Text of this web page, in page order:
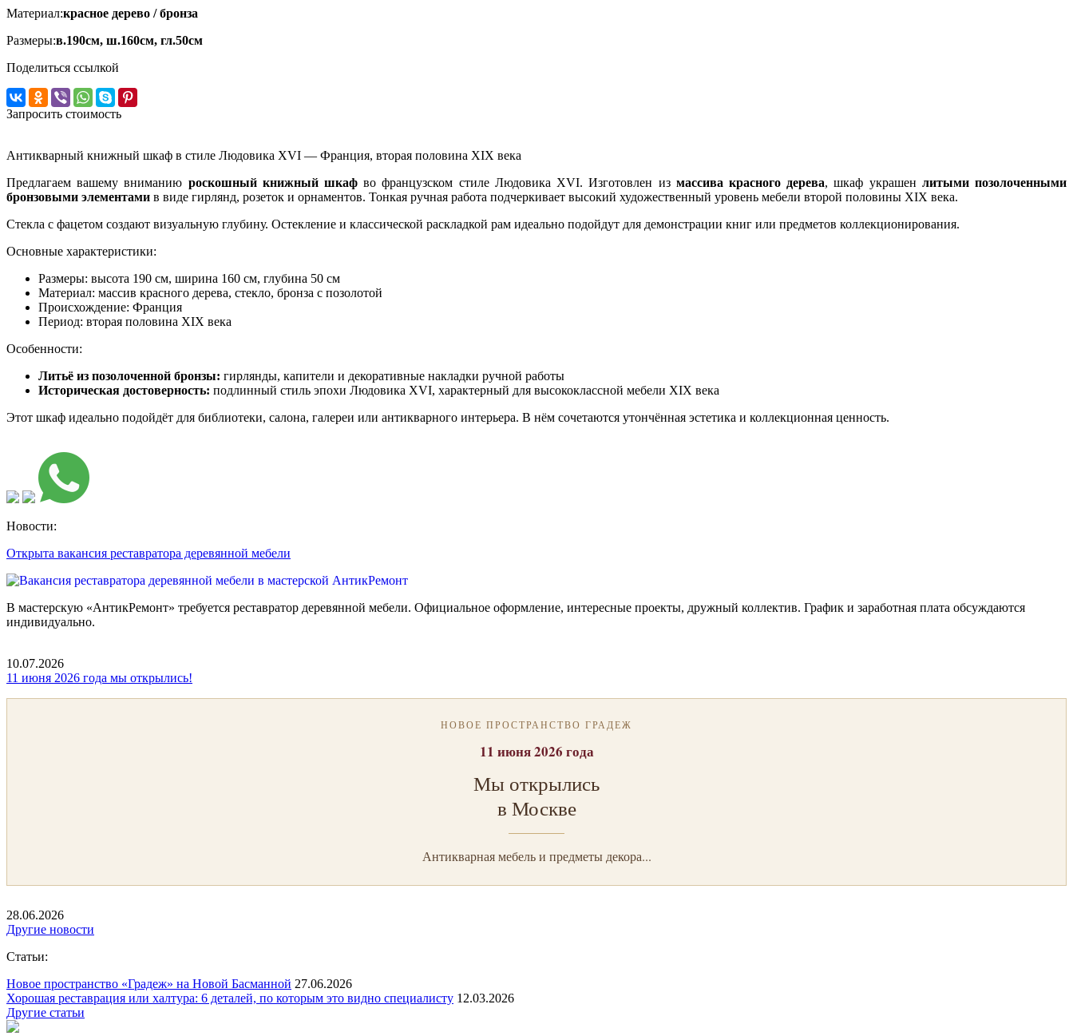
Материал:красное дерево / бронза
Размеры:в.190см, ш.160см, гл.50см
Поделиться ссылкой
Запросить стоимость
Антикварный книжный шкаф в стиле Людовика XVI — Франция, вторая половина XIX века
Предлагаем вашему вниманию роскошный книжный шкаф во французском стиле Людовика XVI. Изготовлен из массива красного дерева, шкаф украшен литыми позолоченными
бронзовыми элементами в виде гирлянд, розеток и орнаментов. Тонкая ручная работа подчеркивает высокий художественный уровень мебели второй половины XIX века.
Стекла с фацетом создают визуальную глубину. Остекление и классической раскладкой рам идеально подойдут для демонстрации книг или предметов коллекционирования.
Основные характеристики:
Размеры: высота 190 см, ширина 160 см, глубина 50 см
Материал: массив красного дерева, стекло, бронза с позолотой
Происхождение: Франция
Период: вторая половина XIX века
Особенности:
Литьё из позолоченной бронзы: гирлянды, капители и декоративные накладки ручной работы
Историческая достоверность: подлинный стиль эпохи Людовика XVI, характерный для высококлассной мебели XIX века
Этот шкаф идеально подойдёт для библиотеки, салона, галереи или антикварного интерьера. В нём сочетаются утончённая эстетика и коллекционная ценность.
Новости:
Открыта вакансия реставратора деревянной мебели
В мастерскую «АнтикРемонт» требуется реставратор деревянной мебели. Официальное оформление, интересные проекты, дружный коллектив. График и заработная плата обсуждаются
индивидуально.
10.07.2026
11 июня 2026 года мы открылись!
НОВОЕ ПРОСТРАНСТВО ГРАДЕЖ
11 июня 2026 года
Мы открылись
в Москве
Антикварная мебель и предметы декора...
28.06.2026
Другие новости
Статьи:
Новое пространство «Градеж» на Новой Басманной 27.06.2026
Хорошая реставрация или халтура: 6 деталей, по которым это видно специалисту 12.03.2026
Другие статьи